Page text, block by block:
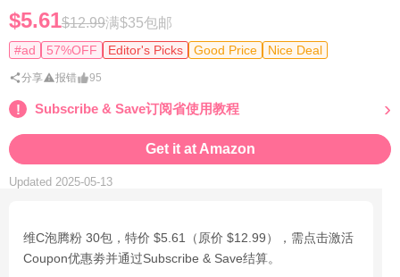
$5.61$12.99满$35包邮
#ad 57%OFF Editor's Picks Good Price Nice Deal
分享 报错 95
Subscribe & Save订阅省使用教程
Get it at Amazon
Updated 2025-05-13
维C泡腾粉 30包，特价 $5.61（原价 $12.99），需点击激活
Coupon优惠劵并通过Subscribe & Save结算。